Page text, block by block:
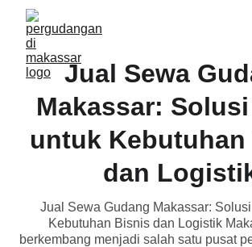
Jual Sewa
Makassar:
untuk
dan
Jual Sewa Gudang Makassar:
Kebutuhan Bisnis dan Logistik
berkembang menjadi salah satu pusat